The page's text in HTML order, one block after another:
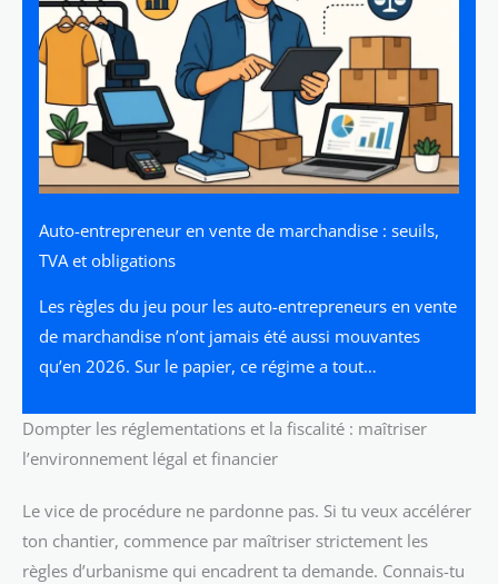
Auto-entrepreneur en vente de marchandise : seuils,
TVA et obligations
Les règles du jeu pour les auto-entrepreneurs en vente
de marchandise n’ont jamais été aussi mouvantes
qu’en 2026. Sur le papier, ce régime a tout…
Dompter les réglementations et la fiscalité : maîtriser
l’environnement légal et financier
Le vice de procédure ne pardonne pas. Si tu veux accélérer
ton chantier, commence par maîtriser strictement les
règles d’urbanisme qui encadrent ta demande. Connais-tu